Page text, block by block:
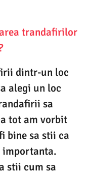
trandafirilor
dintr-un loc
alegi un loc
sa
tot am vorbit
bine sa stii ca
importanta.
stii cum sa